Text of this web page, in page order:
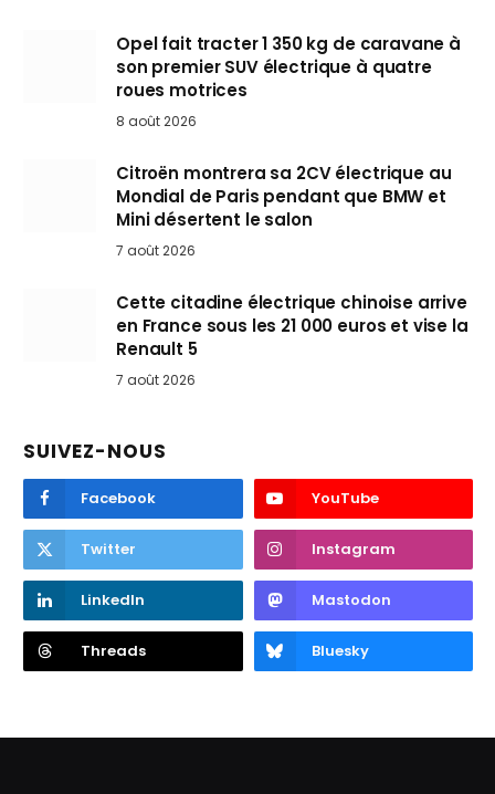
Opel fait tracter 1 350 kg de caravane à
son premier SUV électrique à quatre
roues motrices
8 août 2026
Citroën montrera sa 2CV électrique au
Mondial de Paris pendant que BMW et
Mini désertent le salon
7 août 2026
Cette citadine électrique chinoise arrive
en France sous les 21 000 euros et vise la
Renault 5
7 août 2026
SUIVEZ-NOUS
Facebook YouTube
Twitter Instagram
LinkedIn Mastodon
Threads Bluesky